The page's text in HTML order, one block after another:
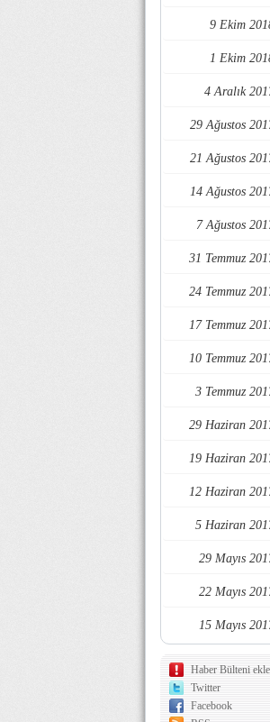
9 Ekim
1 Ekim
4 Aralık
29 Ağustos
21 Ağustos
14 Ağustos
7 Ağustos
31 Temmuz
24 Temmuz
17 Temmuz
10 Temmuz
3 Temmuz
29 Haziran
19 Haziran
12 Haziran
5 Haziran
29 Mayıs
22 Mayıs
15 Mayıs
Haber Bülteni
Twitter
Facebook